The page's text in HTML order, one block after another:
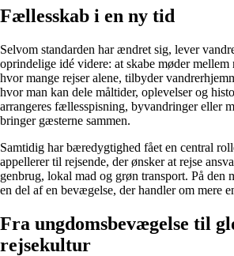
Fællesskab i en ny tid
Selvom standarden har ændret sig, lever
oprindelige idé videre: at skabe møder mellem
hvor mange rejser alene, tilbyder
hvor man kan dele måltider, oplevelser og
arrangeres fællesspisning, byvandringer eller
bringer gæsterne sammen.
Samtidig har bæredygtighed fået en central
appellerer til rejsende, der ønsker at rejse
genbrug, lokal mad og grøn transport. På den
en del af en bevægelse, der handler om mere
Fra ungdomsbevægelse til
rejsekultur